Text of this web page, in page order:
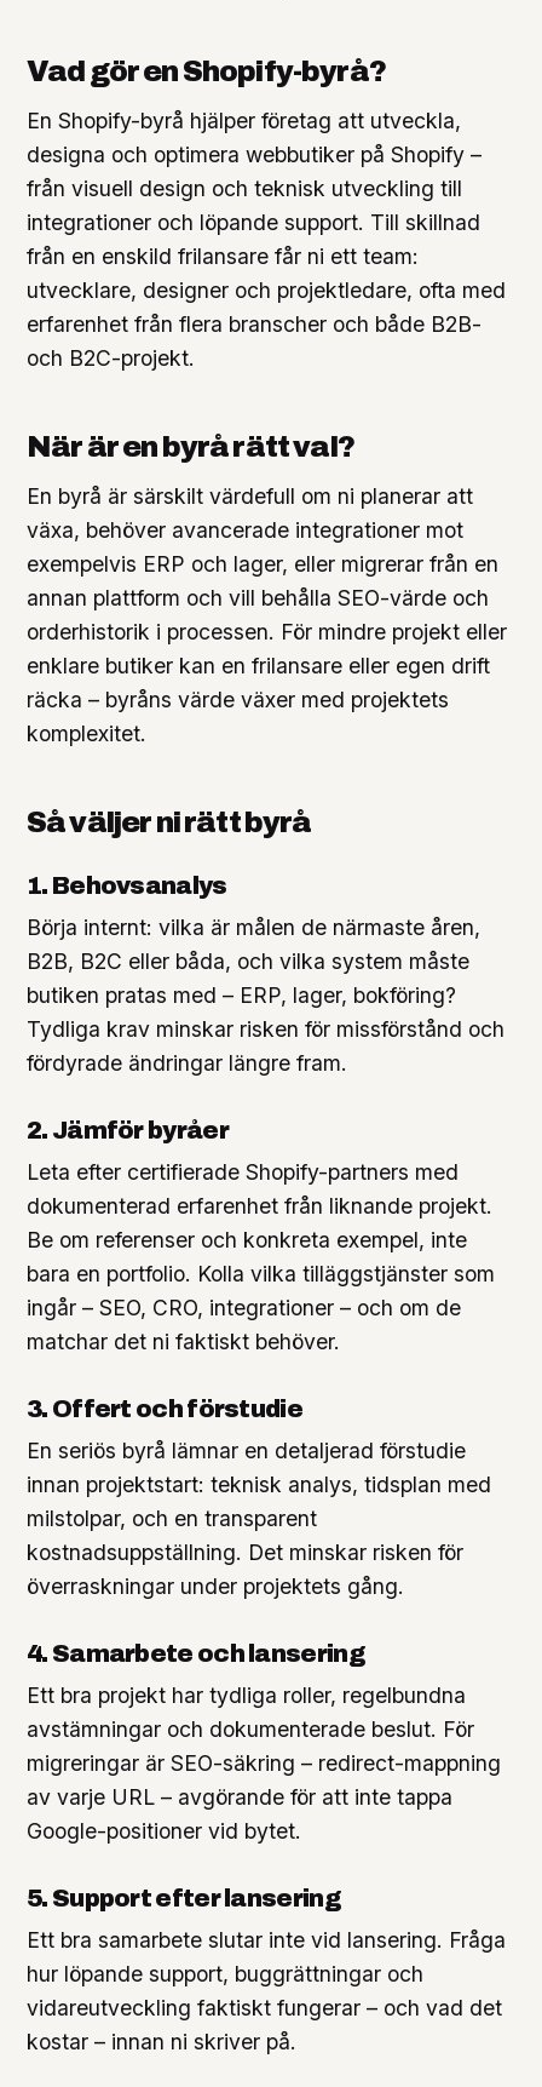
Vad gör en Shopify-byrå?
En Shopify-byrå hjälper företag att utveckla,
designa och optimera webbutiker på Shopify –
från visuell design och teknisk utveckling till
integrationer och löpande support. Till skillnad
från en enskild frilansare får ni ett team:
utvecklare, designer och projektledare, ofta med
erfarenhet från flera branscher och både B2B-
och B2C-projekt.
När är en byrå rätt val?
En byrå är särskilt värdefull om ni planerar att
växa, behöver avancerade integrationer mot
exempelvis ERP och lager, eller migrerar från en
annan plattform och vill behålla SEO-värde och
orderhistorik i processen. För mindre projekt eller
enklare butiker kan en frilansare eller egen drift
räcka – byråns värde växer med projektets
komplexitet.
Så väljer ni rätt byrå
1. Behovsanalys
Börja internt: vilka är målen de närmaste åren,
B2B, B2C eller båda, och vilka system måste
butiken pratas med – ERP, lager, bokföring?
Tydliga krav minskar risken för missförstånd och
fördyrade ändringar längre fram.
2. Jämför byråer
Leta efter certifierade Shopify-partners med
dokumenterad erfarenhet från liknande projekt.
Be om referenser och konkreta exempel, inte
bara en portfolio. Kolla vilka tilläggstjänster som
ingår – SEO, CRO, integrationer – och om de
matchar det ni faktiskt behöver.
3. Offert och förstudie
En seriös byrå lämnar en detaljerad förstudie
innan projektstart: teknisk analys, tidsplan med
milstolpar, och en transparent
kostnadsuppställning. Det minskar risken för
överraskningar under projektets gång.
4. Samarbete och lansering
Ett bra projekt har tydliga roller, regelbundna
avstämningar och dokumenterade beslut. För
migreringar är SEO-säkring – redirect-mappning
av varje URL – avgörande för att inte tappa
Google-positioner vid bytet.
5. Support efter lansering
Ett bra samarbete slutar inte vid lansering. Fråga
hur löpande support, buggrättningar och
vidareutveckling faktiskt fungerar – och vad det
kostar – innan ni skriver på.